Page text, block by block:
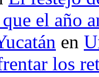
el año
en
los